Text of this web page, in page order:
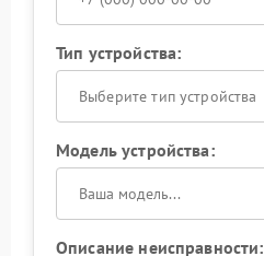
Тип устройства:
Выберите тип устройства
Модель устройства:
Описание неисправности: